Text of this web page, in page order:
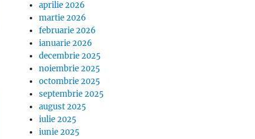
aprilie 2026
martie 2026
februarie 2026
ianuarie 2026
decembrie 2025
noiembrie 2025
octombrie 2025
septembrie 2025
august 2025
iulie 2025
iunie 2025